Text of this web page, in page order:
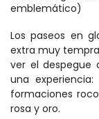
emblemático)
Los paseos en
extra muy
ver el despegue
una
formaciones
rosa y oro.